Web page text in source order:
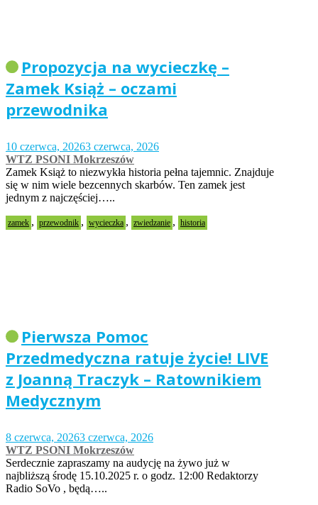
Propozycja na wycieczkę –
Zamek Książ – oczami
przewodnika
10 czerwca, 20263 czerwca, 2026
WTZ PSONI Mokrzeszów
Zamek Książ to niezwykła historia pełna tajemnic. Znajduje
się w nim wiele bezcennych skarbów. Ten zamek jest
jednym z najczęściej…..
zamek , przewodnik , wycieczka , zwiedzanie , historia
Pierwsza Pomoc
Przedmedyczna ratuje życie! LIVE
z Joanną Traczyk – Ratownikiem
Medycznym
8 czerwca, 20263 czerwca, 2026
WTZ PSONI Mokrzeszów
Serdecznie zapraszamy na audycję na żywo już w
najbliższą środę 15.10.2025 r. o godz. 12:00 Redaktorzy
Radio SoVo , będą…..